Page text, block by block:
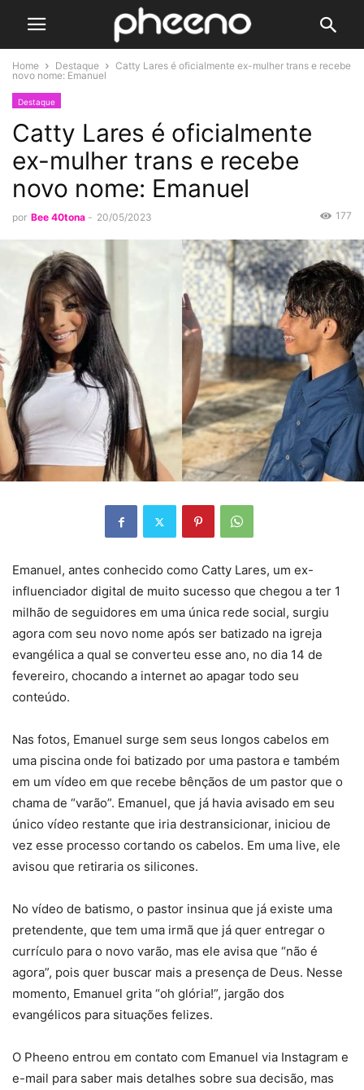
Home Destaque
Catty Lares é oficialmente ex-mulher trans e recebe
novo nome: Emanuel
Destaque
Catty Lares é oficialmente
ex-mulher trans e recebe
novo nome: Emanuel
por Bee 40tona - 20/05/2023 177
Emanuel, antes conhecido como Catty Lares, um ex-
influenciador digital de muito sucesso que chegou a ter 1
milhão de seguidores em uma única rede social, surgiu
agora com seu novo nome após ser batizado na igreja
evangélica a qual se converteu esse ano, no dia 14 de
fevereiro, chocando a internet ao apagar todo seu
conteúdo.
Nas fotos, Emanuel surge sem seus longos cabelos em
uma piscina onde foi batizado por uma pastora e também
em um vídeo em que recebe bênçãos de um pastor que o
chama de “varão”. Emanuel, que já havia avisado em seu
único vídeo restante que iria destransicionar, iniciou de
vez esse processo cortando os cabelos. Em uma live, ele
avisou que retiraria os silicones.
No vídeo de batismo, o pastor insinua que já existe uma
pretendente, que tem uma irmã que já quer entregar o
currículo para o novo varão, mas ele avisa que “não é
agora”, pois quer buscar mais a presença de Deus. Nesse
momento, Emanuel grita “oh glória!”, jargão dos
evangélicos para situações felizes.
O Pheeno entrou em contato com Emanuel via Instagram e
e-mail para saber mais detalhes sobre sua decisão, mas